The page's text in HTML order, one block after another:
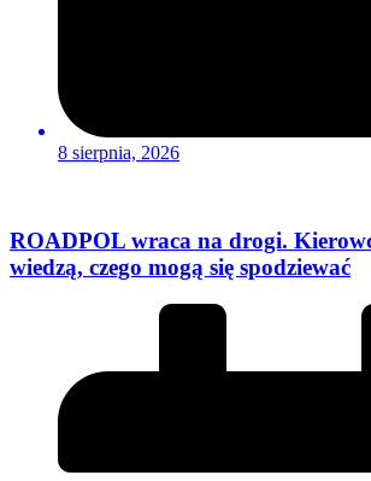
8 sierpnia, 2026
ROADPOL wraca na drogi.
wiedzą, czego mogą się spodziewać